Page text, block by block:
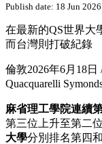
Publish date: 18 Jun 2026
在最新的QS世界大
而台灣則打破紀錄
倫敦2026年6月18日
Quacquarelli
麻省理工學院連續
第三位上升至第二
大學分別排名第四和